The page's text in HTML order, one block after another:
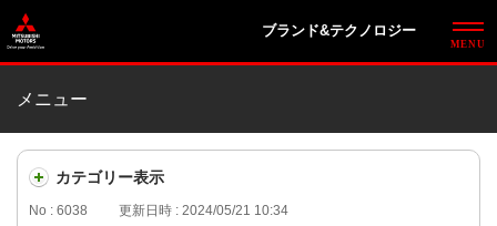
ブランド&テクノロジー
メニュー
カテゴリー表示
No : 6038 更新日時 : 2024/05/21 10:34